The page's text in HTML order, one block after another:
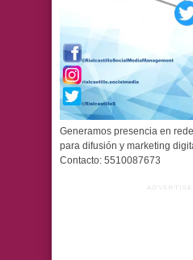
Generamos presencia en
para difusión y marketing
Contacto: 5510087673